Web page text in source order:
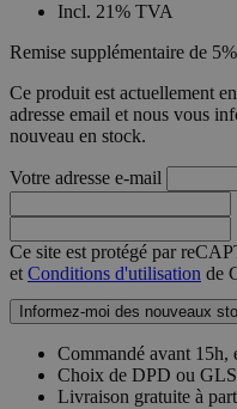
Incl. 21% TVA
Remise supplémentaire de
Ce produit est actuellement
adresse email et nous vous
nouveau en stock.
Votre adresse e-mail
Ce site est protégé par
et Conditions d'utilisation de
Informez-moi des nouveaux
Commandé avant 15h,
Choix de DPD ou GLS
Livraison gratuite à